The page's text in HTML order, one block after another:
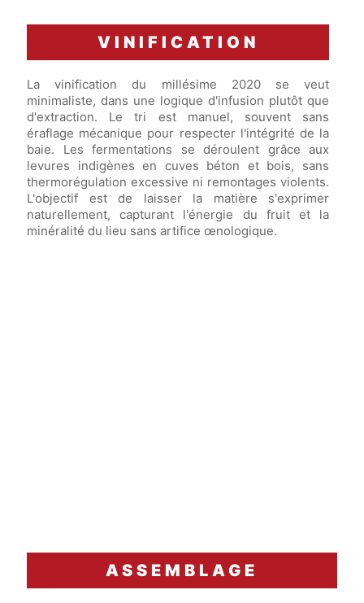
VINIFICATION
La vinification du millésime 2020 se veut
minimaliste, dans une logique d'infusion plutôt que
d'extraction. Le tri est manuel, souvent sans
éraflage mécanique pour respecter l'intégrité de la
baie. Les fermentations se déroulent grâce aux
levures indigènes en cuves béton et bois, sans
thermorégulation excessive ni remontages violents.
L'objectif est de laisser la matière s'exprimer
naturellement, capturant l'énergie du fruit et la
minéralité du lieu sans artifice œnologique.
ASSEMBLAGE